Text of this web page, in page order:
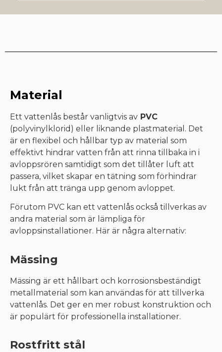
Material
Ett vattenlås består vanligtvis av PVC
(polyvinylklorid) eller liknande plastmaterial. Det
är en flexibel och hållbar typ av material som
effektivt hindrar vatten från att rinna tillbaka in i
avloppsrören samtidigt som det tillåter luft att
passera, vilket skapar en tätning som förhindrar
lukt från att tränga upp genom avloppet.
Förutom PVC kan ett vattenlås också tillverkas av
andra material som är lämpliga för
avloppsinstallationer. Här är några alternativ:
Mässing
Mässing är ett hållbart och korrosionsbeständigt
metallmaterial som kan användas för att tillverka
vattenlås. Det ger en mer robust konstruktion och
är populärt för professionella installationer.
Rostfritt stål